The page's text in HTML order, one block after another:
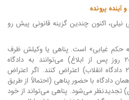
پرونده
اکنون چندین گزینه قانونی پیش رو
حکم غیابی» است. پناهی یا وکیلش ظرف
مدت قانونی (معمولاً ۲۰ روز پس از ابلاغ) می‌توانند به دادگاه
صادرکننده رأی (شعبه ۲۶ دادگاه انقلاب) اعتراض کنند. اگر اعتراض
دادگاه با حضور پناهی (احتمالاً از طریق
تجدیدنظر می‌شود. پناهی می‌تواند از خود